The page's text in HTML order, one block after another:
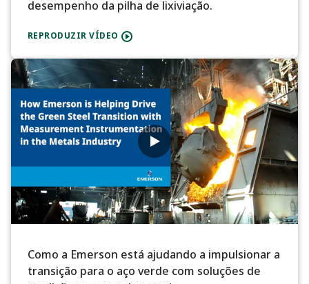
desempenho da pilha de lixiviação.
REPRODUZIR VÍDEO
Como a Emerson está ajudando a impulsionar a
transição para o aço verde com soluções de